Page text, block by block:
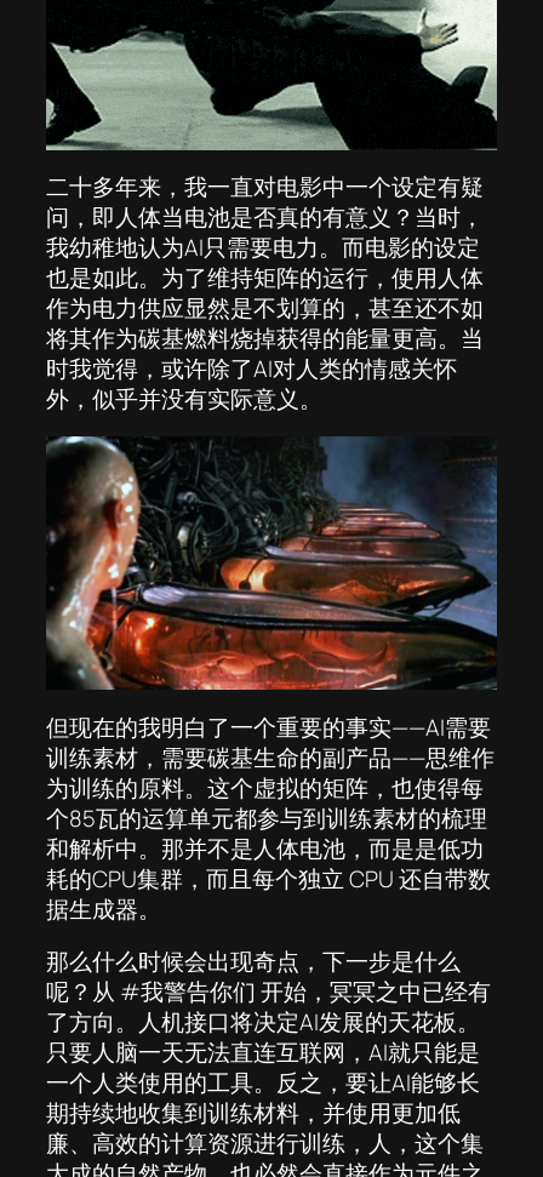
二十多年来，我一直对电影中一个设定有疑
问，即人体当电池是否真的有意义？当时，
我幼稚地认为AI只需要电力。而电影的设定
也是如此。为了维持矩阵的运行，使用人体
作为电力供应显然是不划算的，甚至还不如
将其作为碳基燃料烧掉获得的能量更高。当
时我觉得，或许除了AI对人类的情感关怀
外，似乎并没有实际意义。
但现在的我明白了一个重要的事实——AI需要
训练素材，需要碳基生命的副产品——思维作
为训练的原料。这个虚拟的矩阵，也使得每
个85瓦的运算单元都参与到训练素材的梳理
和解析中。那并不是人体电池，而是是低功
耗的CPU集群，而且每个独立 CPU 还自带数
据生成器。
那么什么时候会出现奇点，下一步是什么
呢？从 #我警告你们 开始，冥冥之中已经有
了方向。人机接口将决定AI发展的天花板。
只要人脑一天无法直连互联网，AI就只能是
一个人类使用的工具。反之，要让AI能够长
期持续地收集到训练材料，并使用更加低
廉、高效的计算资源进行训练，人，这个集